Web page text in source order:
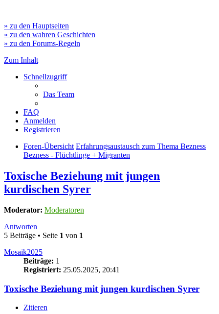
» zu den Hauptseiten
» zu den wahren Geschichten
» zu den Forums-Regeln
Zum Inhalt
Schnellzugriff
Das Team
FAQ
Anmelden
Registrieren
Foren-Übersicht Erfahrungsaustausch zum Thema Bezness
Bezness - Flüchtlinge + Migranten
Toxische Beziehung mit jungen
kurdischen Syrer
Moderator: Moderatoren
Antworten
5 Beiträge • Seite 1 von 1
Mosaik2025
Beiträge: 1
Registriert: 25.05.2025, 20:41
Toxische Beziehung mit jungen kurdischen Syrer
Zitieren